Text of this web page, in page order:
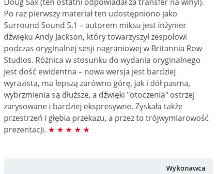
Po raz pierwszy materiał ten udostępniono jako
Surround Sound 5.1 – autorem miksu jest inżynier
dźwięku Andy Jackson, który towarzyszył zespołowi
podczas oryginalnej sesji nagraniowej w Britannia Row
Studios. Różnica w stosunku do wydania oryginalnego
jest dość ewidentna – nowa wersja jest bardziej
wyrazista, ma lepszą zarówno górę, jak i dół pasma,
wybrzmienia są dłuższe, a dźwięki "otoczenia" ostrzej
zarysowane i bardziej ekspresywne. Zyskała także
przestrzeń i głębia przekazu, a przez to trójwymiarowość
prezentacji. ★ ★ ★ ★ ★
Wykonawca